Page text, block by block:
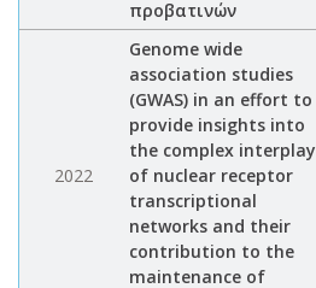
προβατινών
2022
Genome wide
association studies
(GWAS) in an effort to
provide insights into
the complex interplay
of nuclear receptor
transcriptional
networks and their
contribution to the
maintenance of